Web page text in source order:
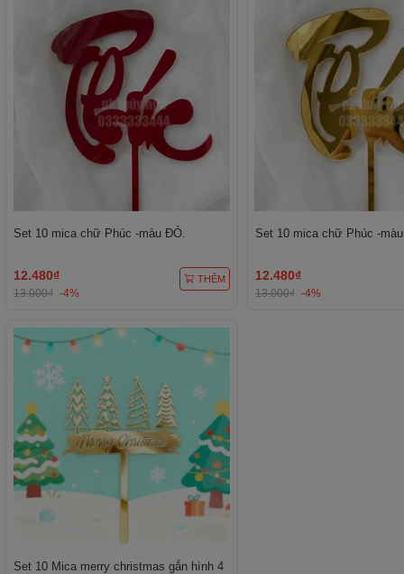
Set 10 mica chữ Phúc -màu ĐỎ.
12.480₫
13.000₫ -4%
THÊM
Set 10 mica chữ Phúc -
12.480₫
13.000₫ -4%
Set 10 Mica merry christmas gắn hình 4